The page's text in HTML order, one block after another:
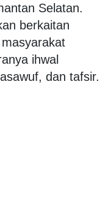
Selatan.
berkaitan
ihwal
dan tafsir.